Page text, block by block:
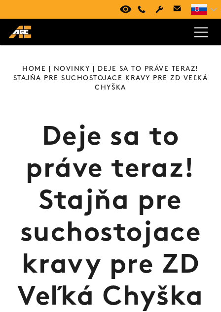
HOME NOVINKY | DEJE SA TO PRÁVE TERAZ!
STAJŇA PRE SUCHOSTOJACE KRAVY PRE ZD VEĽKÁ
CHYŠKA
Deje sa to
práve teraz!
Stajňa pre
suchostojace
kravy pre ZD
Veľká Chyška